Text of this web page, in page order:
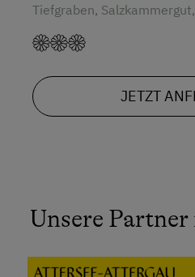
Tiefgraben,
JETZT
Unsere